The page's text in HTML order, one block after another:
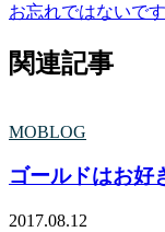
お忘れではないで
関連記事
MOBLOG
ゴールドはお好
2017.08.12